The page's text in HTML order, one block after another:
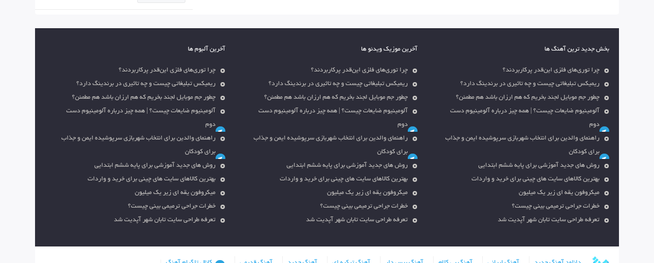
بخش جدید ترین آهنگ ها
چرا توری‌های فلزی این‌قدر پرکاربردند؟
ریمیکس تبلیغاتی چیست و چه تاثیری در برندینگ دارد؟
چطور جم موبایل لجند بخریم که هم ارزان باشد هم مطمئن؟
آلومینیوم ضایعات چیست؟ | همه چیز درباره آلومینیوم دست
دوم
راهنمای والدین برای انتخاب شهربازی سرپوشیده ایمن و جذاب
برای کودکان
روش های جدید آموزشی برای پایه ششم ابتدایی
بهترین کالاهای سایت های چینی برای خرید و واردات
میکروفون یقه ای زیر یک میلیون
خطرات جراحی ترمیمی بینی چیست؟
تعرفه طراحی سایت تابان شهر آپدیت شد
آخرین موزیک ویدئو ها
چرا توری‌های فلزی این‌قدر پرکاربردند؟
ریمیکس تبلیغاتی چیست و چه تاثیری در برندینگ دارد؟
چطور جم موبایل لجند بخریم که هم ارزان باشد هم مطمئن؟
آلومینیوم ضایعات چیست؟ | همه چیز درباره آلومینیوم دست
دوم
راهنمای والدین برای انتخاب شهربازی سرپوشیده ایمن و جذاب
برای کودکان
روش های جدید آموزشی برای پایه ششم ابتدایی
بهترین کالاهای سایت های چینی برای خرید و واردات
میکروفون یقه ای زیر یک میلیون
خطرات جراحی ترمیمی بینی چیست؟
تعرفه طراحی سایت تابان شهر آپدیت شد
آخرین آلبوم ها
چرا توری‌های فلزی این‌قدر پرکاربردند؟
ریمیکس تبلیغاتی چیست و چه تاثیری در برندینگ دارد؟
چطور جم موبایل لجند بخریم که هم ارزان باشد هم مطمئن؟
آلومینیوم ضایعات چیست؟ | همه چیز درباره آلومینیوم دست
دوم
راهنمای والدین برای انتخاب شهربازی سرپوشیده ایمن و جذاب
برای کودکان
روش های جدید آموزشی برای پایه ششم ابتدایی
بهترین کالاهای سایت های چینی برای خرید و واردات
میکروفون یقه ای زیر یک میلیون
خطرات جراحی ترمیمی بینی چیست؟
تعرفه طراحی سایت تابان شهر آپدیت شد